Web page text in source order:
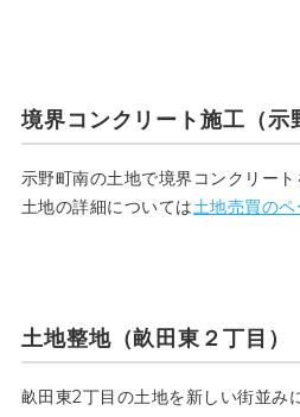
境界コンクリート施工（示
示野町南の土地で境界コンクリート
土地の詳細については土地売買のペ
土地整地（畝田東２丁目）
畝田東2丁目の土地を新しい街並み